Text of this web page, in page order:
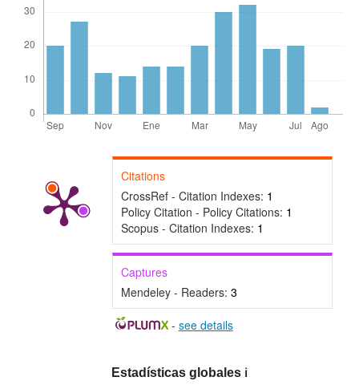
Citations
CrossRef - Citation Indexes: 1
Policy Citation - Policy Citations: 1
Scopus - Citation Indexes: 1
Captures
Mendeley - Readers: 3
- see details
Estadísticas globales ℹ️